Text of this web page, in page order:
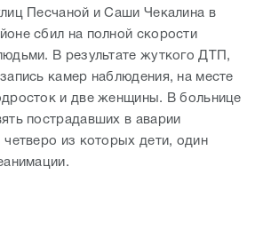
Песчаной и Саши Чекалина в
сбил на полной скорости
В результате жуткого ДТП,
камер наблюдения, на месте
и две женщины. В больнице
пострадавших в аварии
четверо из которых дети, один